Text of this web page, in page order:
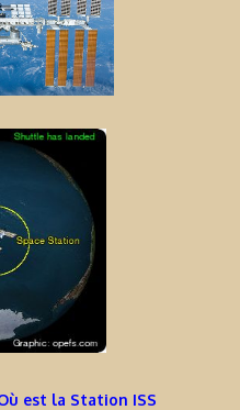
est la Station ISS